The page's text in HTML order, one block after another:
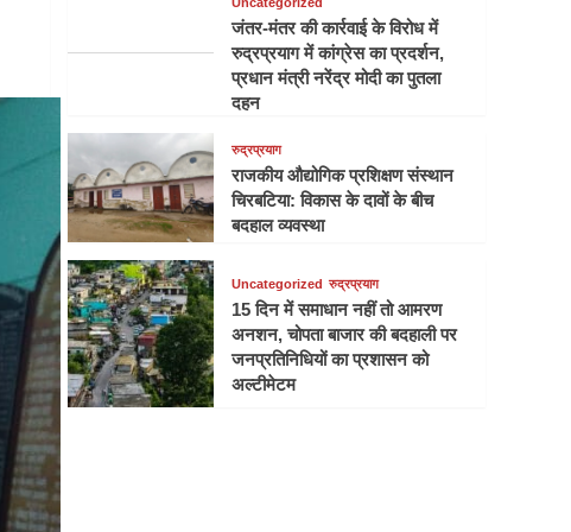
जंतर-मंतर की कार्रवाई के विरोध में
रुद्रप्रयाग में कांग्रेस का प्रदर्शन,
प्रधान मंत्री नरेंद्र मोदी का पुतला
दहन
रुद्रप्रयाग
राजकीय औद्योगिक प्रशिक्षण संस्थान
चिरबटिया: विकास के दावों के बीच
बदहाल व्यवस्था
Uncategorized रुद्रप्रयाग
15 दिन में समाधान नहीं तो आमरण
अनशन, चोपता बाजार की बदहाली पर
जनप्रतिनिधियों का प्रशासन को
अल्टीमेटम